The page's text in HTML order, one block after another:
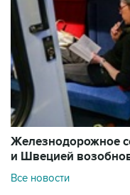
Железнодорожное
и Швецией
Все новости